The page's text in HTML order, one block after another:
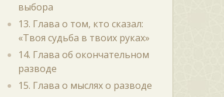
выбора
13. Глава о том, кто сказал:
«Твоя судьба в твоих руках»
14. Глава об окончательном
разводе
15. Глава о мыслях о разводе